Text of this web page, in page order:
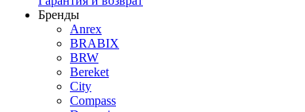
Бренды
Anrex
BRABIX
BRW
Bereket
City
Compass